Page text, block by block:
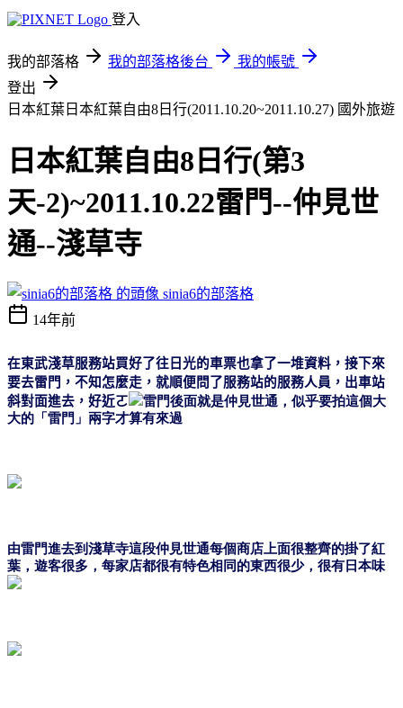
登入
我的部落格 我的部落格後台
我的帳號
登出
日本紅葉日本紅葉自由8日行(2011.10.20~2011.10.27) 國外旅遊
日本紅葉自由8日行(第3
天-2)~2011.10.22雷門--仲見世
通--淺草寺
sinia6的部落格
14年前
在東武淺草服務站買好了往日光的車票也拿了一堆資料，接下來
要去雷門，不知怎麼走，就順便問了服務站的服務人員，出車站
斜對面進去，好近ㄛ
雷門後面就是仲見世通，似乎要拍這個大
大的「雷門」兩字才算有來過
由雷門進去到淺草寺這段仲見世通每個商店上面很整齊的掛了紅
葉，遊客很多，每家店都很有特色相同的東西很少，很有日本味